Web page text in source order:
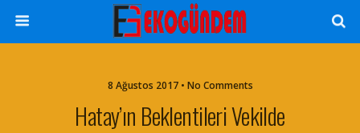
8 Ağustos 2017 • No Comments
Hatay’ın Beklentileri Vekilde